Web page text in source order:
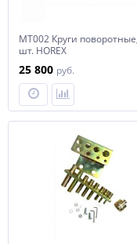
MT002 Круги
шт. HOREX
25 800 руб.